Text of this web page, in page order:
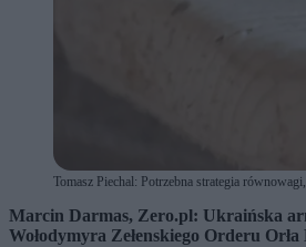
Tomasz Piechal: Potrzebna strategia
Marcin Darmas, Zero.pl: Ukraińska
Wołodymyra Zełenskiego Orderu